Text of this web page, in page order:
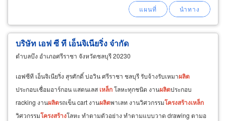
บริษัท เอฟ ซี ที เอ็นจิเนียริ่ง จำกัด
ตำบลบึง อำเภอศรีราชา จังหวัดชลบุรี 20230
เอฟซีที เอ็นจิเนียริ่ง สุรศักดิ์ บ่อวิน ศรีราชา ชลบุรี รับจ้างรับเหมาผลิต
ประกอบเชื่อมอาร์กอน แสตนเลส เหล็กโลหะทุกชนิด งานผลิตประกอบ
racking งานผลิตรถเข็น cart งานผลิตพาเลท งานวิศวกรรมโครงสร้างเหล็ก
วิศวกรรมโครงสร้างโลหะ ทำตามตัวอย่าง ทำตามแบบวาด drawing ตามอ